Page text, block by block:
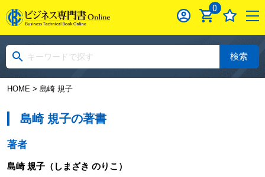
0
検索
HOME> 島崎 規子
島崎 規子の著書
著者
島崎 規子（しまざき のりこ）